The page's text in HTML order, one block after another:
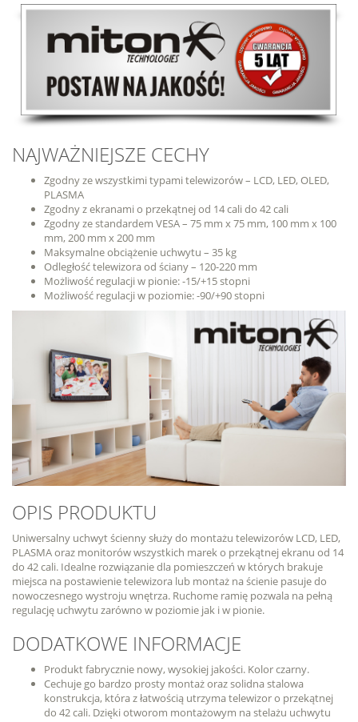
NAJWAŻNIEJSZE CECHY
Zgodny ze wszystkimi typami telewizorów – LCD, LED, OLED,
PLASMA
Zgodny z ekranami o przekątnej od 14 cali do 42 cali
Zgodny ze standardem VESA – 75 mm x 75 mm, 100 mm x 100
mm, 200 mm x 200 mm
Maksymalne obciążenie uchwytu – 35 kg
Odległość telewizora od ściany – 120-220 mm
Możliwość regulacji w pionie: -15/+15 stopni
Możliwość regulacji w poziomie: -90/+90 stopni
OPIS PRODUKTU
Uniwersalny uchwyt ścienny służy do montażu telewizorów LCD, LED,
PLASMA oraz monitorów wszystkich marek o przekątnej ekranu od 14
do 42 cali. Idealne rozwiązanie dla pomieszczeń w których brakuje
miejsca na postawienie telewizora lub montaż na ścienie pasuje do
nowoczesnego wystroju wnętrza. Ruchome ramię pozwala na pełną
regulację uchwytu zarówno w poziomie jak i w pionie.
DODATKOWE INFORMACJE
Produkt fabrycznie nowy, wysokiej jakości. Kolor czarny.
Cechuje go bardzo prosty montaż oraz solidna stalowa
konstrukcja, która z łatwością utrzyma telewizor o przekątnej
do 42 cali. Dzięki otworom montażowym na stelażu uchwytu